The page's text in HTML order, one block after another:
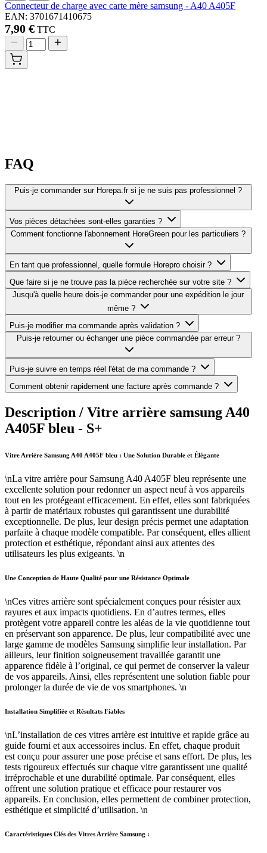
Connecteur de charge avec carte mère samsung - A40 A405F
EAN: 3701671410675
7,90 € TTC
FAQ
Puis-je commander sur Horepa.fr si je ne suis pas professionnel ?
Vos pièces détachées sont-elles garanties ?
Comment fonctionne l'abonnement HoreGreen pour les particuliers ?
En tant que professionnel, quelle formule Horepro choisir ?
Que faire si je ne trouve pas la pièce recherchée sur votre site ?
Jusqu'à quelle heure dois-je commander pour une expédition le jour
même ?
Puis-je modifier ma commande après validation ?
Puis-je retourner ou échanger une pièce commandée par erreur ?
Puis-je suivre en temps réel l'état de ma commande ?
Comment obtenir rapidement une facture après commande ?
Description / Vitre arrière samsung A40
A405F bleu - S+
Vitre Arrière Samsung A40 A405F bleu : Une Solution Durable et Élégante
\nLa vitre arrière pour Samsung A40 A405F bleu représente une
excellente solution pour redonner un aspect neuf à vos appareils
tout en les protégeant efficacement. En effet, elles sont fabriquées
à partir de matériaux robustes qui garantissent une durabilité
exceptionnelle. De plus, leur design précis permet une adaptation
parfaite à chaque modèle compatible. Par conséquent, elles allient
protection et esthétique, répondant ainsi aux attentes des
utilisateurs les plus exigeants. \n
Une Conception de Haute Qualité pour une Résistance Optimale
\nCes vitres arrière sont spécialement conçues pour résister aux
rayures et aux impacts quotidiens. En d’autres termes, elles
protègent votre appareil contre les aléas de la vie quotidienne tout
en préservant son apparence. De plus, leur compatibilité avec une
large gamme de modèles Samsung simplifie leur installation. Par
ailleurs, leur finition soigneusement travaillée garantit une
apparence fidèle à l’original, ce qui permet de conserver la valeur
de vos appareils. Ainsi, elles représentent une solution fiable pour
prolonger la durée de vie de vos smartphones. \n
Installation Simplifiée et Résultats Fiables
\nL’installation de ces vitres arrière est intuitive et rapide grâce au
guide fourni et aux accessoires inclus. En effet, chaque produit
est conçu pour assurer une pose précise et sans effort. De plus, les
tests rigoureux effectués sur chaque vitre garantissent une qualité
irréprochable et une durabilité optimale. Par conséquent, elles
offrent une solution pratique et efficace pour restaurer vos
appareils. En conclusion, elles permettent de combiner protection,
esthétique et simplicité d’utilisation. \n
Caractéristiques Clés des Vitres Arrière Samsung :